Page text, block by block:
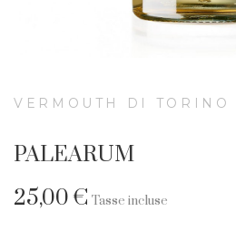
VERMOUTH DI TORINO
PALEARUM
25,00 € Tasse incluse